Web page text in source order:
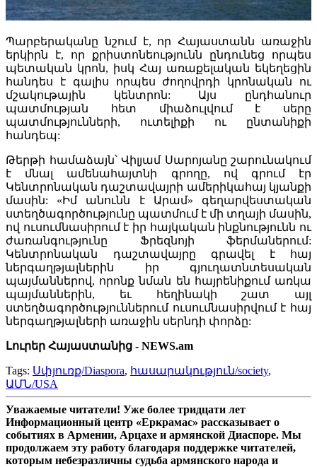
Պարբերականը նշում է, որ Հայաստանն առաջին
երկիրն է, որ քրիստոնեությունն ընդունեց որպես
պետական կրոն, իսկ Հայ առաքելական եկեղեցին
հանդես է գալիս որպես ժողովրդի կրոնական ու
մշակութային կենտրոն: Այս ընդհանուր
պատմության հետ միաձուլվում է սերը
պատմությունների, ուտելիքի ու ընտանիքի
հանդեպ:
Թերթի համաձայն՝ Վիլյամ Սարոյանը շարունակում
է մնալ ամենահայտնի գրողը, ով գրում էր
Կենտրոնական դաշտավայրի ամերիկահայ կյանքի
մասին: «Իմ անունն է Արամ» գեղարվեստական
ստեղծագործությունը պատմում է մի տղայի մասին,
ով ուսումնասիրում է իր հայկական ինքնությունն ու
ժառանգությունը Ֆրեզնոյի ֆերմաներում:
Կենտրոնական դաշտավայրը գրավել է հայ
ներգաղթյալներին իր գյուղատնտեսական
պայմաններով, որոնք նման են հայրենիքում առկա
պայմաններին, եւ հեղինակի շատ այլ
ստեղծագործություններում ուսումնասիրվում է հայ
ներգաղթյալների առաջին սերնդի փորձը:
Լուրեր Հայաստանից - NEWS.am
Tags: Սփյուռք/Diaspora, հասարակություն/society,
ԱՄՆ/USA
Уважаемые читатели! Уже более тридцати лет
Информационный центр «Еркрамас» рассказывает о
событиях в Армении, Арцахе и армянской Диаспоре. Мы
продолжаем эту работу благодаря поддержке читателей,
которым небезразличны судьба армянского народа и